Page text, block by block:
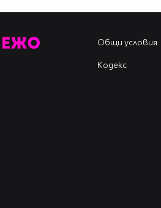
Общи условия
Кодекс